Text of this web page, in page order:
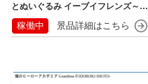
とぬいぐるみ イーブイフレンズ～イ
ーブイ～おひるねver.
稼働中